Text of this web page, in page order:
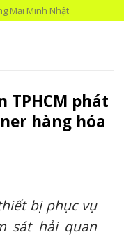
Mại Minh Nhật
TPHCM phát
hàng hóa
bị phục vụ
sát hải quan